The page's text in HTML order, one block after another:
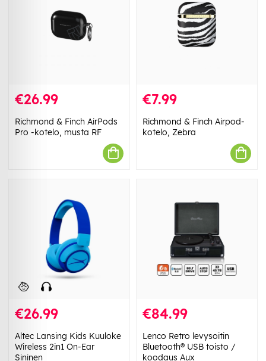
€26.99
Richmond & Finch AirPods
Pro -kotelo, musta RF
€7.99
Richmond & Finch Airpod-
kotelo, Zebra
€26.99
Altec Lansing Kids Kuuloke
Wireless 2in1 On-Ear
Sininen
€84.99
Lenco Retro levysoitin
Bluetooth® USB toisto /
koodaus Aux